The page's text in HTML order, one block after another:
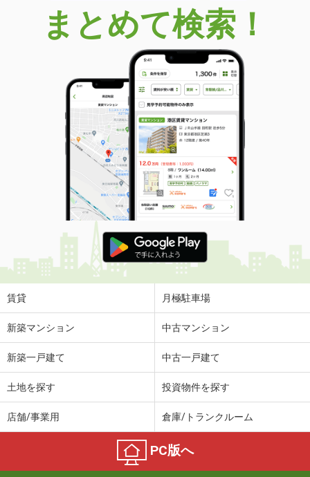
まとめて検索！
賃貸 月極駐車場
新築マンション 中古マンション
新築一戸建て 中古一戸建て
土地を探す 投資物件を探す
店舗/事業用 倉庫/トランクルーム
PC版へ